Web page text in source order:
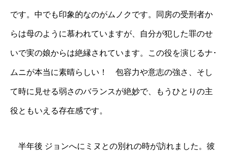
です。中でも印象的なのがムノクです。同房の受刑者か
らは母のように慕われていますが、自分が犯した罪のせ
いで実の娘からは絶縁されています。この役を演じるナ･
ムニが本当に素晴らしい！ 包容力や意志の強さ、そし
て時に見せる弱さのバランスが絶妙で、もうひとりの主
役ともいえる存在感です。
半年後 ジョンへにミヌとの別れの時が訪れました。彼